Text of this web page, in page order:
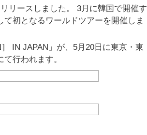
リースしました。 3月に韓国で開催す
初となるワールドツアーを開催しま
IN JAPAN」が、5月20日に東京・東
行われます。